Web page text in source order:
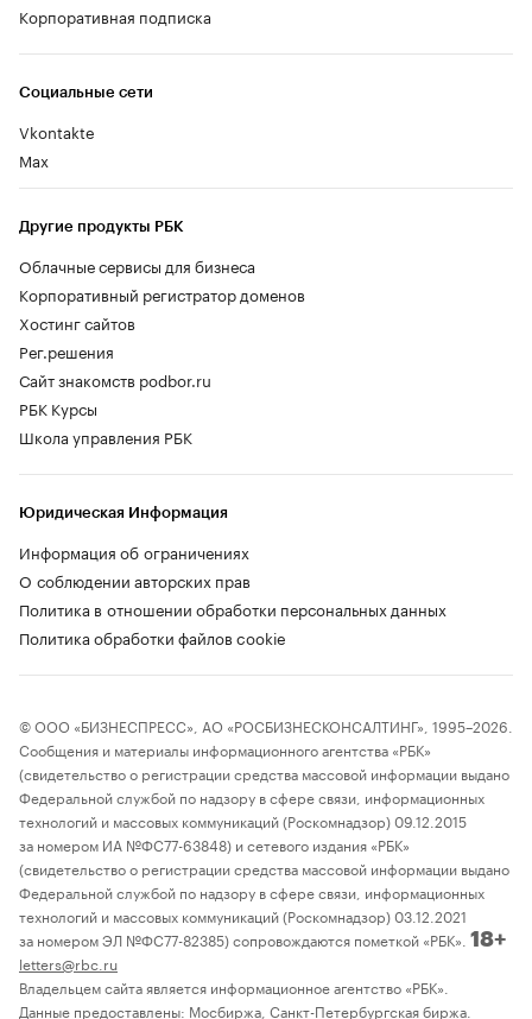
Социальные сети
Vkontakte
Max
Другие продукты РБК
Облачные сервисы для бизнеса
Корпоративный регистратор доменов
Хостинг сайтов
Рег.решения
Сайт знакомств podbor.ru
РБК Курсы
Школа управления РБК
Корпоративная подписка
Юридическая Информация
Информация об ограничениях
О соблюдении авторских прав
Политика в отношении обработки персональных данных
Политика обработки файлов cookie
© ООО «БИЗНЕСПРЕСС», АО «РОСБИЗНЕСКОНСАЛТИНГ», 1995–2026.
Сообщения и материалы информационного агентства «РБК»
(свидетельство о регистрации средства массовой информации выдано
Федеральной службой по надзору в сфере связи, информационных
технологий и массовых коммуникаций (Роскомнадзор) 09.12.2015
за номером ИА №ФС77-63848) и сетевого издания «РБК»
(свидетельство о регистрации средства массовой информации выдано
Федеральной службой по надзору в сфере связи, информационных
технологий и массовых коммуникаций (Роскомнадзор) 03.12.2021
за номером ЭЛ №ФС77-82385) сопровождаются пометкой «РБК». 18+
letters@rbc.ru
Владельцем сайта является информационное агентство «РБК».
Данные предоставлены: Мосбиржа Санкт-Петербургская биржа